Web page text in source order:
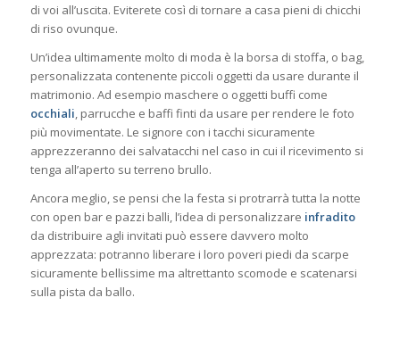
di voi all’uscita. Eviterete così di tornare a casa pieni di chicchi
di riso ovunque.
Un’idea ultimamente molto di moda è la borsa di stoffa, o bag,
personalizzata contenente piccoli oggetti da usare durante il
matrimonio. Ad esempio maschere o oggetti buffi come
occhiali, parrucche e baffi finti da usare per rendere le foto
più movimentate. Le signore con i tacchi sicuramente
apprezzeranno dei salvatacchi nel caso in cui il ricevimento si
tenga all’aperto su terreno brullo.
Ancora meglio, se pensi che la festa si protrarrà tutta la notte
con open bar e pazzi balli, l’idea di personalizzare infradito
da distribuire agli invitati può essere davvero molto
apprezzata: potranno liberare i loro poveri piedi da scarpe
sicuramente bellissime ma altrettanto scomode e scatenarsi
sulla pista da ballo.